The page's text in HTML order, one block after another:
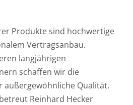
Produkte sind hochwertige
Vertragsanbau.
langjährigen
schaffen wir die
außergewöhnliche Qualität.
Reinhard Hecker